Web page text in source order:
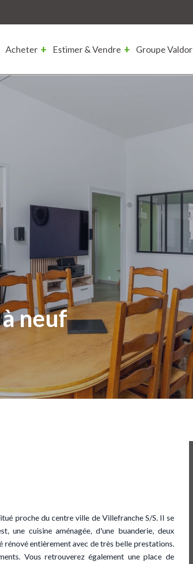
Acheter Estimer & Vendre Groupe Valdor
neuf
proche du centre ville de Villefranche S/S. Il se
une cuisine aménagée, d'une buanderie, deux
rénové entièrement avec de très belle prestations.
Vous retrouverez également une place de